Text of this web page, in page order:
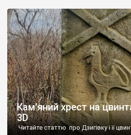
століття тут розмістили
палацу виїхала лікарня – ми точно не
Кам’яний хрест на
3D
Читайте статтю про Дзигівку і її